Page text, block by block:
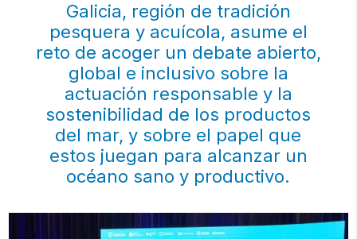
Galicia, región de tradición
pesquera y acuícola, asume el
reto de acoger un debate abierto,
global e inclusivo sobre la
actuación responsable y la
sostenibilidad de los productos
del mar, y sobre el papel que
estos juegan para alcanzar un
océano sano y productivo.